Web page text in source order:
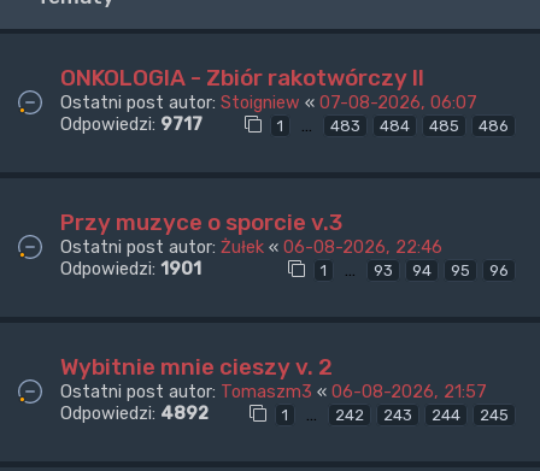
ONKOLOGIA - Zbiór rakotwórczy II
Ostatni post autor: Stoigniew « 07-08-2026, 06:07
Odpowiedzi: 9717 1 … 483 484 485 486
Przy muzyce o sporcie v.3
Ostatni post autor: Żułek « 06-08-2026, 22:46
Odpowiedzi: 1901 1 … 93 94 95 96
Wybitnie mnie cieszy v. 2
Ostatni post autor: Tomaszm3 « 06-08-2026, 21:57
Odpowiedzi: 4892 1 … 242 243 244 245